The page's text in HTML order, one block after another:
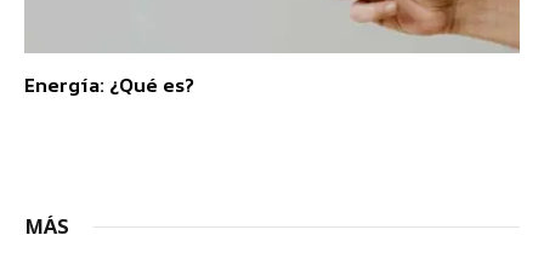
Energía: ¿Qué es?
MÁS